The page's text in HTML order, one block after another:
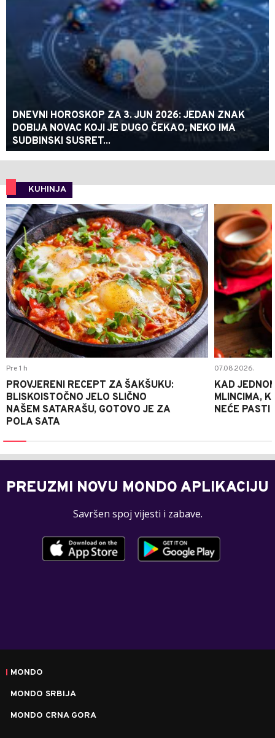
DNEVNI HOROSKOP ZA 3. JUN 2026: JEDAN ZNAK
DOBIJA NOVAC KOJI JE DUGO ČEKAO, NEKO IMA
SUDBINSKI SUSRET...
KUHINJA
0
Pre 1 h
PROVJERENI RECEPT ZA ŠAKŠUKU:
BLISKOISTOČNO JELO SLIČNO
NAŠEM SATARAŠU, GOTOVO JE ZA
POLA SATA
07.08.2026.
KAD
MLINCIMA,
NEĆE PASTI
PREUZMI NOVU MONDO APLIKACIJU
Savršen spoj vijesti i zabave.
MONDO
MONDO SRBIJA
MONDO CRNA GORA